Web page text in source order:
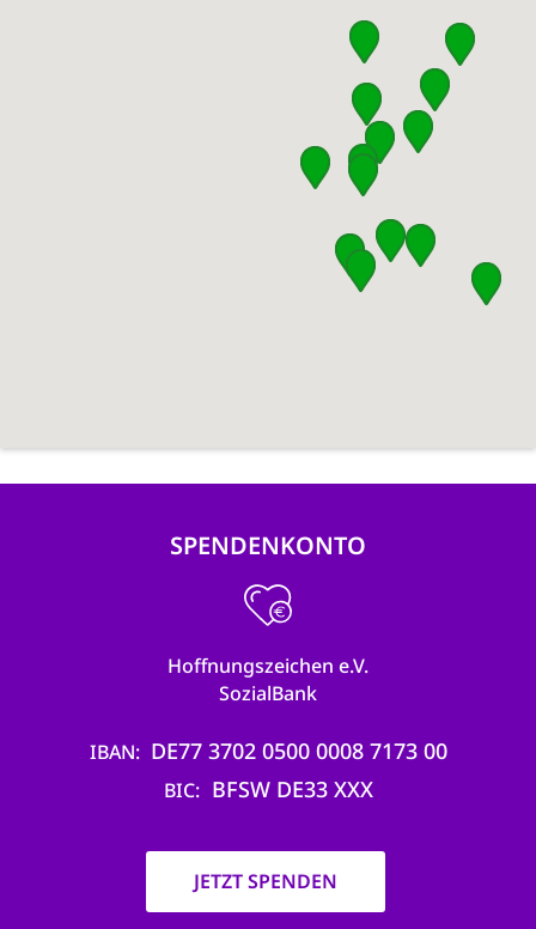
SPENDENKONTO
Hoffnungszeichen e.V.
SozialBank
IBAN DE77 3702 0500 0008 7173 00
BIC BFSW DE33 XXX
JETZT SPENDEN